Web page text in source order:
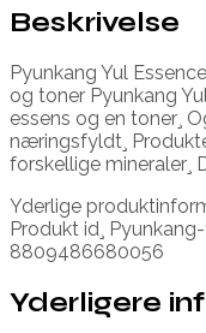
Beskrivelse
Pyunkang Yul
og toner Pyunkang
essens og en toner¸
næringsfyldt¸
forskellige mineraler¸
Yderlige
Produkt id¸
8809486680056
Yderligere